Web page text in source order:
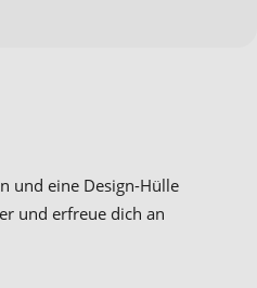
und eine Design-Hülle
und erfreue dich an